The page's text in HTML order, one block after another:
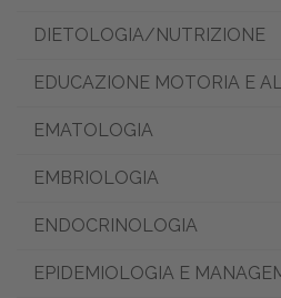
DIETOLOGIA/NUTRIZIONE
EDUCAZIONE MOTORIA E
EMATOLOGIA
EMBRIOLOGIA
ENDOCRINOLOGIA
EPIDEMIOLOGIA E